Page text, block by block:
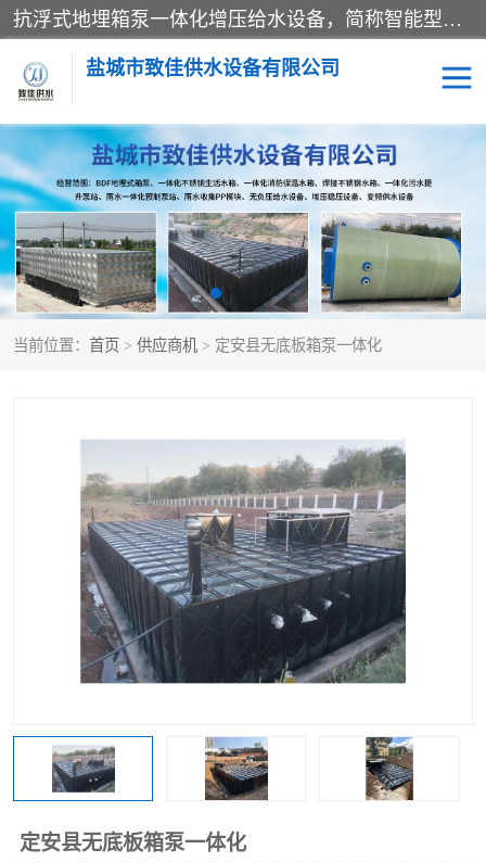
抗浮式地埋箱泵一体化增压给水设备，简称智能型泵站。它由由水泵机组、消防水箱、泵房三大部分组成，其抗浮效果好，因为设计时通过将底板与箱体联在一起，箱体重量抵消了地下水浮力。系统维护好，内部拉筋、泵站、管道，喷淋等各部运行正堂，无一损坏；结构更牢固。
盐城市致佳供水设备有限公司
当前位置： 首页 > 供应商机 > 定安县无底板箱泵一体化
定安县无底板箱泵一体化
消防一体化水箱 地埋箱泵一体化
一体化污水泵站